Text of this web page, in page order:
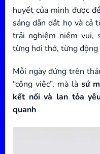
huyết của mình được
sáng dẫn dắt họ và cả
trải nghiệm niềm vui,
từng hơi thở, từng động
Mỗi ngày đứng trên
“công việc”, mà là sứ
kết nối và lan tỏa
quanh